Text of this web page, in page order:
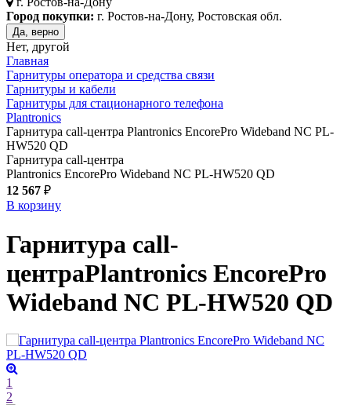
Город покупки: г. Ростов-на-Дону, Ростовская обл.
Да, верно
Нет, другой
Главная
Гарнитуры оператора и средства связи
Гарнитуры и кабели
Гарнитуры для стационарного телефона
Plantronics
Гарнитура call-центра Plantronics EncorePro Wideband NC PL-
HW520 QD
Гарнитура call-центра
Plantronics EncorePro Wideband NC PL-HW520 QD
12 567 ₽
В корзину
Гарнитура call-
центраPlantronics EncorePro
Wideband NC PL-HW520 QD
1
2